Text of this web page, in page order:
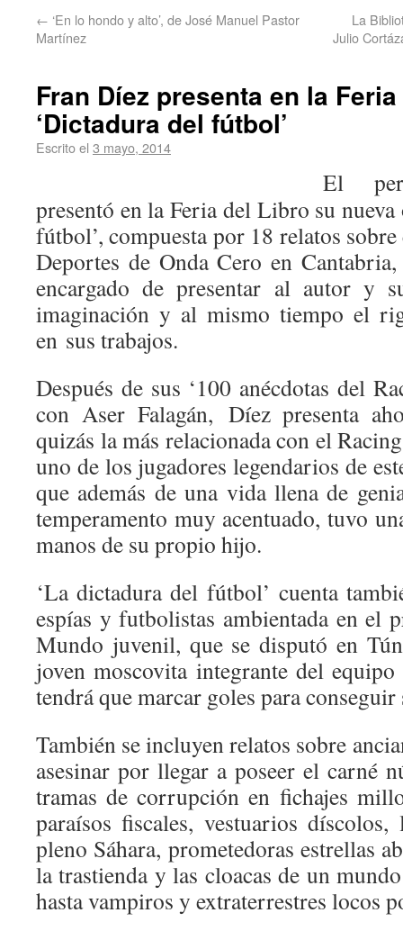
← ‘En lo hondo y alto’, de José Manuel Pastor
Martínez
La
Julio
Fran Díez presenta en la
‘Dictadura del fútbol’
Escrito el 3 mayo, 2014
El
presentó en la Feria del Libro su
fútbol’, compuesta por 18 relatos
Deportes de Onda Cero en
encargado de presentar al autor y
imaginación y al mismo tiempo el
en sus trabajos.
Después de sus ‘100 anécdotas del
con Aser Falagán, Díez presenta
quizás la más relacionada con el
uno de los jugadores legendarios de
que además de una vida llena de
temperamento muy acentuado, tuvo
manos de su propio hijo.
‘La dictadura del fútbol’ cuenta
espías y futbolistas ambientada en el
Mundo juvenil, que se disputó en
joven moscovita integrante del
tendrá que marcar goles para
También se incluyen relatos sobre
asesinar por llegar a poseer el carné
tramas de corrupción en fichajes
paraísos fiscales, vestuarios
pleno Sáhara, prometedoras estrellas
la trastienda y las cloacas de un
hasta vampiros y extraterrestres